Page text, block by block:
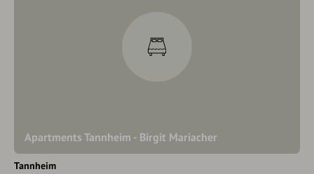
Apartments Tannheim - Birgit Mariacher
Tannheim